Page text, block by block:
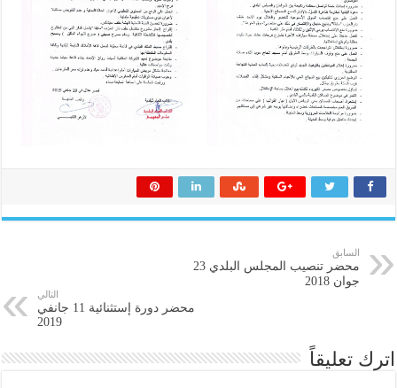
السابق
محضر تنصيب المجلس البلدي 23
جوان 2018
التالي
محضر دورة إستثنائية 11 جانفي
2019
اترك تعليقاً